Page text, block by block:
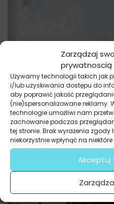
Zarządzaj
prywatnoscią
Używamy technologii takich jak
i/lub uzyskiwania dostępu do
aby poprawić jakość
(nie)spersonalizowane reklamy.
technologie umożliwi nam
zachowanie podczas
tej stronie. Brak wyrażenia zgody
niekorzystnie wpłynąć na
Akceptuj